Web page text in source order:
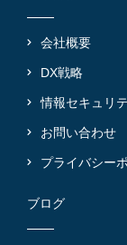
会社概要
DX戦略
情報セキュリ
お問い合わせ
プライバシー
ブログ